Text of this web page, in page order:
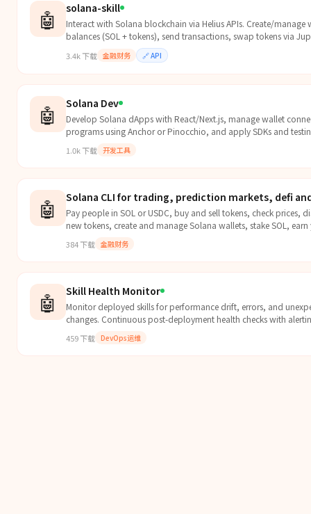
🤖 solana-skill
Interact with Solana blockchain via Helius APIs. Create/manage
balances (SOL + tokens), send transactions, swap tokens via
addresses. Use for any Solana blockchain operation, crypto
token transfers, DeFi swaps, or portfolio tracking.
3.4k下载 金融财务 🔗API
🤖 Solana Dev
Develop Solana dApps with React/Next.js, manage wallet
programs using Anchor or Pinocchio, and apply SDKs and
1.0k下载 开发工具
🤖 Solana CLI for trading, prediction markets, defi
Pay people in SOL or USDC, buy and sell tokens, check prices,
new tokens, create and manage Solana wallets, stake SOL,
384下载 金融财务
🤖 Skill Health Monitor
Monitor deployed skills for performance drift, errors, and
changes. Continuous post-deployment health checks with
459下载 DevOps运维